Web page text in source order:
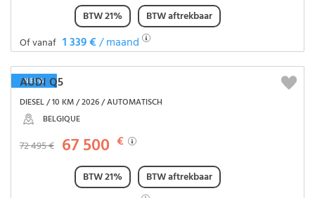
BTW 21%
BTW aftrekbaar
Of vanaf 1 339 €/ maand
NIEUW
AUDI Q5
DIESEL / 10 KM / 2026 / AUTOMATISCH
BELGIQUE
72 495 € 67 500 €
BTW 21%
BTW aftrekbaar